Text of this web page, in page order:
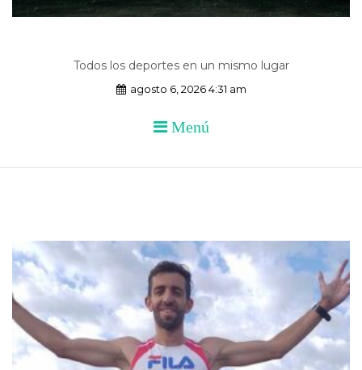
Todos los deportes en un mismo lugar
agosto 6, 2026 4:31 am
Menú